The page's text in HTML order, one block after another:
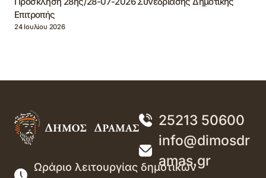
Επιτροπής
24 Ιουλίου 2026
25213 50600
info@dimosdr
amas.gr
Ωράριο λειτουργίας δημοτικών